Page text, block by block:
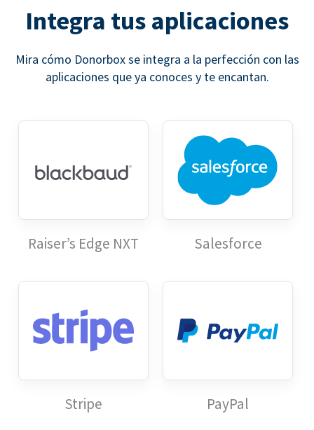
Integra tus aplicaciones
Mira cómo Donorbox se integra a la perfección con las
aplicaciones que ya conoces y te encantan.
Raiser’s Edge NXT Salesforce
Stripe PayPal